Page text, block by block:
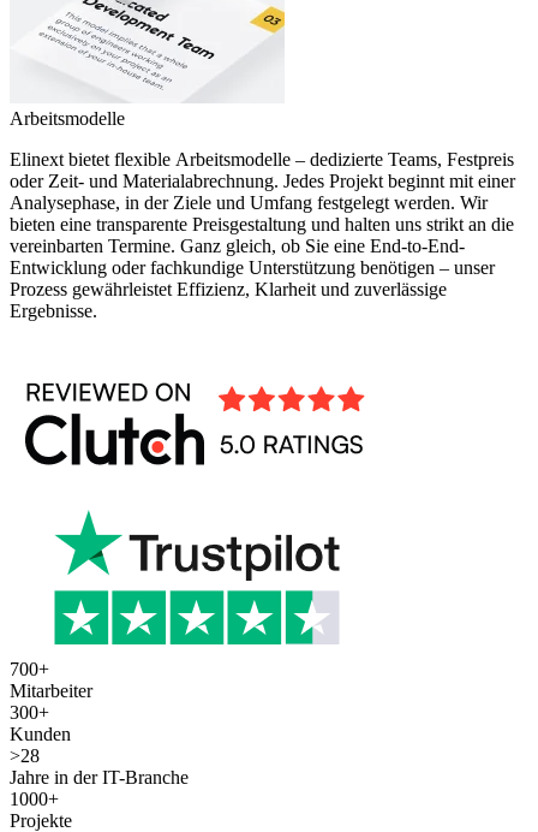
Arbeitsmodelle
Elinext bietet flexible Arbeitsmodelle – dedizierte Teams, Festpreis
oder Zeit- und Materialabrechnung. Jedes Projekt beginnt mit einer
Analysephase, in der Ziele und Umfang festgelegt werden. Wir
bieten eine transparente Preisgestaltung und halten uns strikt an die
vereinbarten Termine. Ganz gleich, ob Sie eine End-to-End-
Entwicklung oder fachkundige Unterstützung benötigen – unser
Prozess gewährleistet Effizienz, Klarheit und zuverlässige
Ergebnisse.
700+
Mitarbeiter
300+
Kunden
>28
Jahre in der IT-Branche
1000+
Projekte